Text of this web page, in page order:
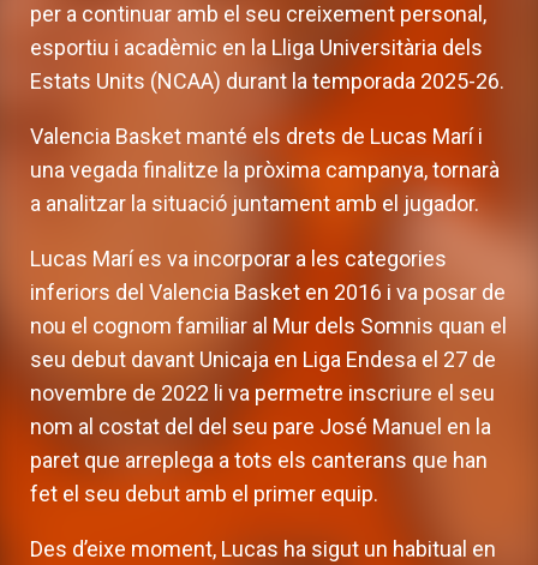
per a continuar amb el seu creixement personal,
esportiu i acadèmic en la Lliga Universitària dels
Estats Units (NCAA) durant la temporada 2025-26.
Valencia Basket manté els drets de Lucas Marí i
una vegada finalitze la pròxima campanya, tornarà
a analitzar la situació juntament amb el jugador.
Lucas Marí es va incorporar a les categories
inferiors del Valencia Basket en 2016 i va posar de
nou el cognom familiar al Mur dels Somnis quan el
seu debut davant Unicaja en Liga Endesa el 27 de
novembre de 2022 li va permetre inscriure el seu
nom al costat del del seu pare José Manuel en la
paret que arreplega a tots els canterans que han
fet el seu debut amb el primer equip.
Des d’eixe moment, Lucas ha sigut un habitual en